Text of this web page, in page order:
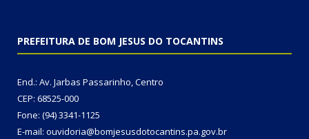
PREFEITURA DE BOM JESUS DO TOCANTINS
End.: Av. Jarbas Passarinho, Centro
CEP: 68525-000
Fone: (94) 3341-1125
E-mail: ouvidoria@bomjesusdotocantins.pa.gov.br